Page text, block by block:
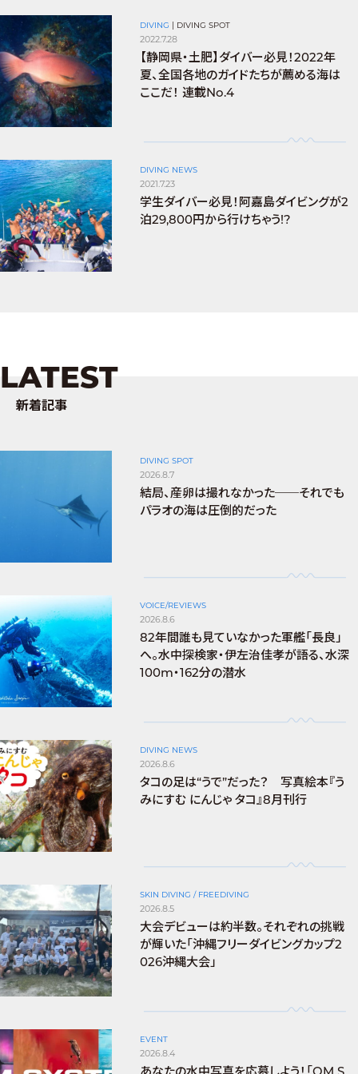
DIVING | DIVING SPOT
2022.7.28
【静岡県・土肥】ダイバー必見！2022年
夏、全国各地のガイドたちが薦める海は
ここだ！ 連載No.4
DIVING NEWS
2021.7.23
学生ダイバー必見！阿嘉島ダイビングが2
泊29,800円から行けちゃう!?
LATEST
新着記事
DIVING SPOT
2026.8.7
結局、産卵は撮れなかった──それでも
パラオの海は圧倒的だった
VOICE/REVIEWS
2026.8.6
82年間誰も見ていなかった軍艦「長良」
へ。水中探検家・伊左治佳孝が語る、水深
100m・162分の潜水
DIVING NEWS
2026.8.6
タコの足は“うで”だった？ 写真絵本『う
みにすむ にんじゃ タコ』8月刊行
SKIN DIVING / FREEDIVING
2026.8.5
大会デビューは約半数。それぞれの挑戦
が輝いた「沖縄フリーダイビングカップ2
026沖縄大会」
EVENT
2026.8.4
あなたの水中写真を応募しよう！「OM S